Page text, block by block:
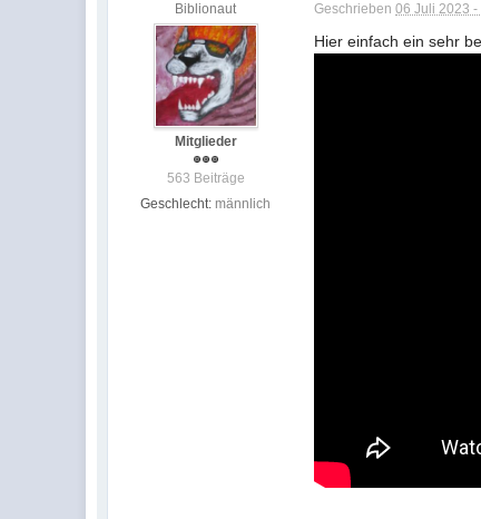
Biblionaut
Mitglieder
563 Beiträge
Geschlecht: männlich
Geschrieben06 Juli 2023 -
Hier einfach ein sehr